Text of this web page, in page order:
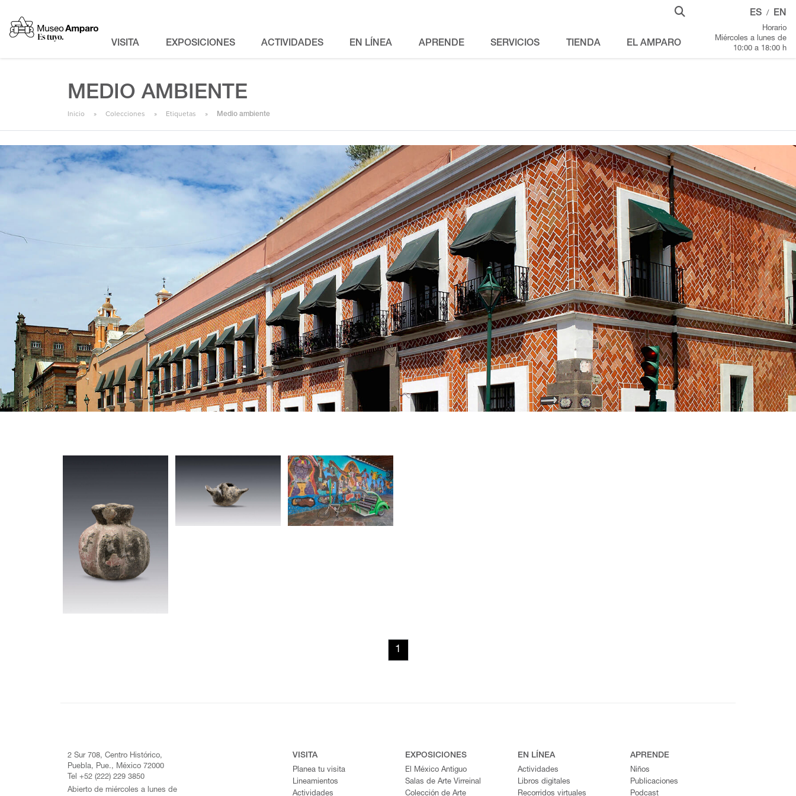
VISITA EXPOSICIONES ACTIVIDADES EN LÍNEA APRENDE SERVICIOS TIENDA EL AMPARO
ES / EN
Horario
Miércoles a lunes de
10:00 a 18:00 h
MEDIO AMBIENTE
Inicio Colecciones Etiquetas Medio ambiente
1
2 Sur 708, Centro Histórico,
Puebla, Pue., México 72000
Tel +52 (222) 229 3850
Abierto de miércoles a lunes de
VISITA
Planea tu visita
Lineamientos
Actividades
EXPOSICIONES
El México Antiguo
Salas de Arte Virreinal
Colección de Arte
EN LÍNEA
Actividades
Libros digitales
Recorridos virtuales
APRENDE
Niños
Publicaciones
Podcast